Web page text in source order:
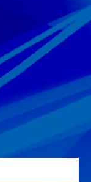
là nơi để lựa
dữ